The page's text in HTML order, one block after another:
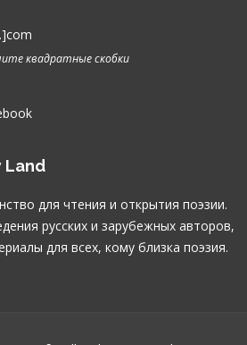
квадратные скобки
Land
для чтения и открытия поэзии.
русских и зарубежных авторов,
для всех, кому близка поэзия.